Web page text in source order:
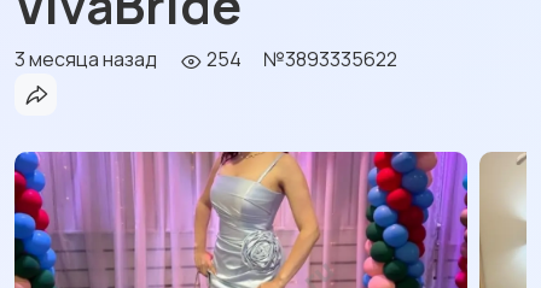
3 месяца назад 254 №3893335622